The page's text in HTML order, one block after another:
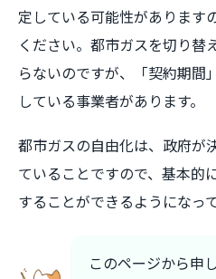
定している可能性があります
ください。都市ガスを切り替
らないのですが、「契約期間
している事業者があります。
都市ガスの自由化は、政府が
ていることですので、基本的
することができるようになっ
このページから申